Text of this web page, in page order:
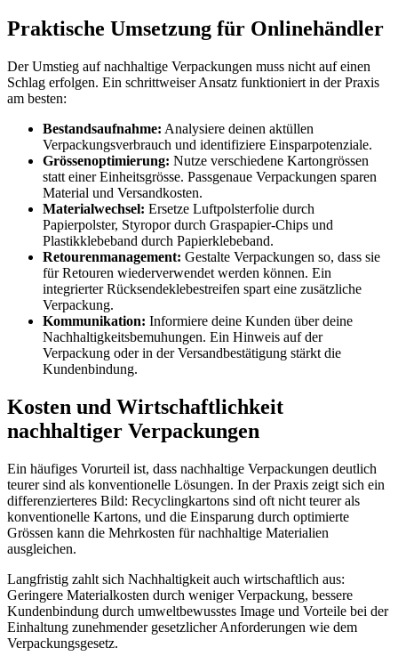
Praktische Umsetzung für Onlinehändler
Der Umstieg auf nachhaltige Verpackungen muss nicht auf einen
Schlag erfolgen. Ein schrittweiser Ansatz funktioniert in der Praxis
am besten:
Bestandsaufnahme: Analysiere deinen aktüllen
Verpackungsverbrauch und identifiziere Einsparpotenziale.
Grössenoptimierung: Nutze verschiedene Kartongrössen
statt einer Einheitsgrösse. Passgenaue Verpackungen sparen
Material und Versandkosten.
Materialwechsel: Ersetze Luftpolsterfolie durch
Papierpolster, Styropor durch Graspapier-Chips und
Plastikklebeband durch Papierklebeband.
Retourenmanagement: Gestalte Verpackungen so, dass sie
für Retouren wiederverwendet werden können. Ein
integrierter Rücksendeklebestreifen spart eine zusätzliche
Verpackung.
Kommunikation: Informiere deine Kunden über deine
Nachhaltigkeitsbemuhungen. Ein Hinweis auf der
Verpackung oder in der Versandbestätigung stärkt die
Kundenbindung.
Kosten und Wirtschaftlichkeit
nachhaltiger Verpackungen
Ein häufiges Vorurteil ist, dass nachhaltige Verpackungen deutlich
teurer sind als konventionelle Lösungen. In der Praxis zeigt sich ein
differenzierteres Bild: Recyclingkartons sind oft nicht teurer als
konventionelle Kartons, und die Einsparung durch optimierte
Grössen kann die Mehrkosten für nachhaltige Materialien
ausgleichen.
Langfristig zahlt sich Nachhaltigkeit auch wirtschaftlich aus:
Geringere Materialkosten durch weniger Verpackung, bessere
Kundenbindung durch umweltbewusstes Image und Vorteile bei der
Einhaltung zunehmender gesetzlicher Anforderungen wie dem
Verpackungsgesetz.